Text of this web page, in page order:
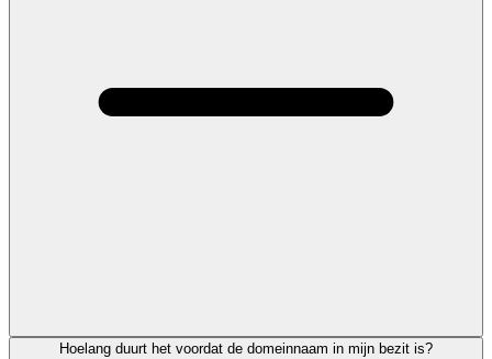
Hoelang duurt het voordat de domeinnaam in mijn bezit is?